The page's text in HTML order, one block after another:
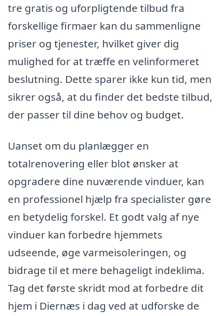
tre gratis og uforpligtende tilbud fra
forskellige firmaer kan du sammenligne
priser og tjenester, hvilket giver dig
mulighed for at træffe en velinformeret
beslutning. Dette sparer ikke kun tid, men
sikrer også, at du finder det bedste tilbud,
der passer til dine behov og budget.
Uanset om du planlægger en
totalrenovering eller blot ønsker at
opgradere dine nuværende vinduer, kan
en professionel hjælp fra specialister gøre
en betydelig forskel. Et godt valg af nye
vinduer kan forbedre hjemmets
udseende, øge varmeisoleringen, og
bidrage til et mere behageligt indeklima.
Tag det første skridt mod at forbedre dit
hjem i Diernæs i dag ved at udforske de